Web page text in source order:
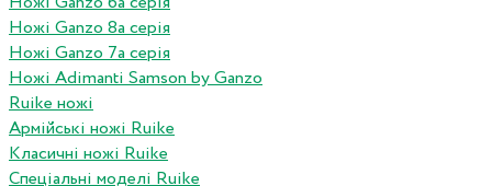
Ножі Ganzo 8а серія
Ножі Ganzo 7а серія
Ножі Adimanti Samson by Ganzo
Ruike ножі
Армійські ножі Ruike
Класичні ножі Ruike
Спеціальні моделі Ruike